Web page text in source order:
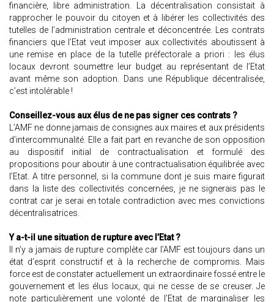
financière, libre administration. La décentralisation consistait à
rapprocher le pouvoir du citoyen et à libérer les collectivités des
tutelles de l’administration centrale et déconcentrée. Les contrats
financiers que l’Etat veut imposer aux collectivités aboutissent à
une remise en place de la tutelle préfectorale a priori : les élus
locaux devront soumettre leur budget au représentant de l’Etat
avant même son adoption. Dans une République décentralisée,
c’est intolérable !
Conseillez-vous aux élus de ne pas signer ces contrats ?
L’AMF ne donne jamais de consignes aux maires et aux présidents
d’intercommunalité. Elle a fait part en revanche de son opposition
au dispositif initial de contractualisation et formulé des
propositions pour aboutir à une contractualisation équilibrée avec
l’Etat. A titre personnel, si la commune dont je suis maire figurait
dans la liste des collectivités concernées, je ne signerais pas le
contrat car je serai en totale contradiction avec mes convictions
décentralisatrices.
Y a-t-il une situation de rupture avec l’Etat ?
Il n’y a jamais de rupture complète car l’AMF est toujours dans un
état d’esprit constructif et à la recherche de compromis. Mais
force est de constater actuellement un extraordinaire fossé entre le
gouvernement et les élus locaux, qui ne cesse de se creuser. Je
note particulièrement une volonté de l’Etat de marginaliser les